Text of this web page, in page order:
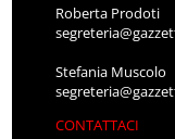
Roberta Prodoti
Stefania Muscolo
CONTATTACI